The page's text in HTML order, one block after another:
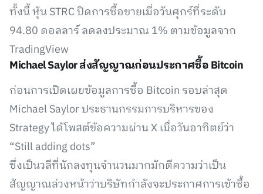
ทั้งนี้ หุ้น STRC ปิดการซื้อขายเมื่อวันศุกร์ที่ระดับ
94.80 ดอลลาร์ ลดลงประมาณ 1% ตามข้อมูลจาก
TradingView
Michael Saylor ส่งสัญญาณก่อนประกาศซื้อ Bitcoin
ก่อนการเปิดเผยข้อมูลการซื้อ Bitcoin รอบล่าสุด
Michael Saylor ประธานกรรมการบริหารของ
Strategy ได้โพสต์ข้อความผ่าน X เมื่อวันอาทิตย์ว่า
“Still adding dots”
ซึ่งเป็นวลีที่นักลงทุนจำนวนมากมักตีความว่าเป็น
สัญญาณล่วงหน้าว่าบริษัทกำลังจะประกาศการเข้าซื้อ